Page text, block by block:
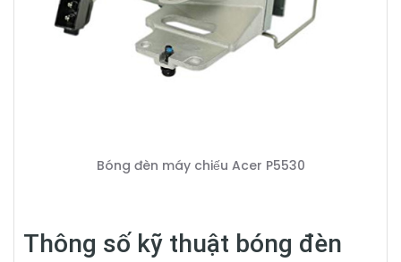
Bóng đèn máy chiếu Acer P5530
Thông số kỹ thuật bóng đèn